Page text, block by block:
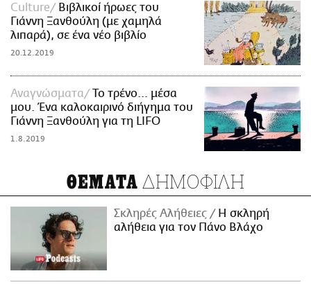
Culture
Βιβλικοί ήρωες του
Γιάννη Ξανθούλη (με χαμηλά
λιπαρά), σε ένα νέο βιβλίο
20.12.2019
Αναγνώσματα
Το τρένο... μέσα
μου. Ένα καλοκαιρινό διήγημα του
Γιάννη Ξανθούλη για τη LIFO
1.8.2019
ΘΕΜΑΤΑ ΔΗΜΟΦΙΛΗ
Σκληρές Αλήθειες
H σκληρή
αλήθεια για τον Πάνο Βλάχο